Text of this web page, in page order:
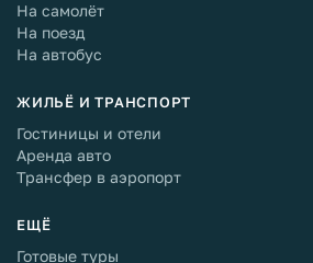
На самолёт
На поезд
На автобус
ЖИЛЬЁ И ТРАНСПОРТ
Гостиницы и отели
Аренда авто
Трансфер в аэропорт
ЕЩЁ
Готовые туры